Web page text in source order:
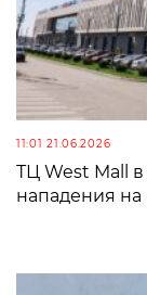
11:01 21.06.2026
ТЦ West Mall
нападения на